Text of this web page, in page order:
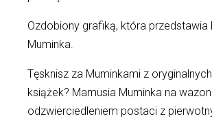
Ozdobiony grafiką, która przedstawia
Muminka.
Tęsknisz za Muminkami z
książek? Mamusia Muminka na
odzwierciedleniem postaci z